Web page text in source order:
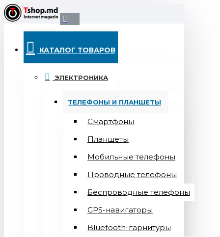
КАТАЛОГ ТОВАРОВ
ЭЛЕКТРОНИКА
ТЕЛЕФОНЫ И ПЛАНШЕТЫ
Смартфоны
Планшеты
Мобильные телефоны
Проводные телефоны
Беспроводные телефоны
GPS-навигаторы
Bluetooth-гарнитуры